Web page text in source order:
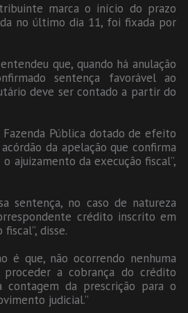
marca o início do prazo
no último dia 11, foi fixada por
que, quando há anulação
sentença favorável ao
deve ser contado a partir do
Pública dotado de efeito
da apelação que confirma
ajuizamento da execução fiscal”,
sentença, no caso de natureza
crédito inscrito em
disse.
é que, não ocorrendo nenhuma
a cobrança do crédito
da prescrição para o
judicial.”